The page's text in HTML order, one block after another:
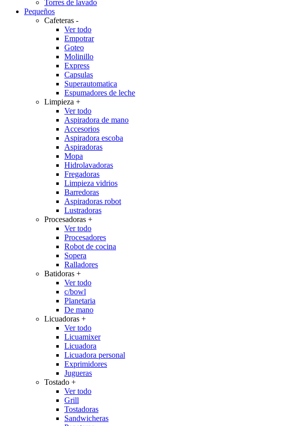
Torres de lavado
Pequeños
Cafeteras -
Ver todo
Empotrar
Goteo
Molinillo
Express
Capsulas
Superautomatica
Espumadores de leche
Limpieza +
Ver todo
Aspiradora de mano
Accesorios
Aspiradora escoba
Aspiradoras
Mopa
Hidrolavadoras
Fregadoras
Limpieza vidrios
Barredoras
Aspiradoras robot
Lustradoras
Procesadoras +
Ver todo
Procesadores
Robot de cocina
Sopera
Ralladores
Batidoras +
Ver todo
c/bowl
Planetaria
De mano
Licuadoras +
Ver todo
Licuamixer
Licuadora
Licuadora personal
Exprimidores
Jugueras
Tostado +
Ver todo
Grill
Tostadoras
Sandwicheras